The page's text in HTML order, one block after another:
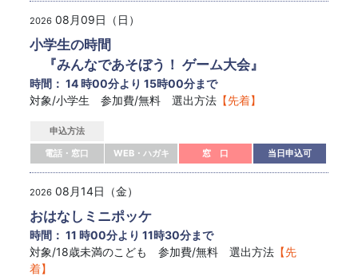
2026 08月09日（日）
小学生の時間
『みんなであそぼう！ ゲーム大会』
時間： 14 時00分より 15時00分まで
対象/小学生 参加費/無料 選出方法 【先着】
申込方法
電話・窓口
WEB・ハガキ 窓 口 当日申込可
2026 08月14日（金）
おはなしミニポッケ
時間： 11 時00分より 11時30分まで
対象/18歳未満のこども 参加費/無料 選出方法 【先
着】